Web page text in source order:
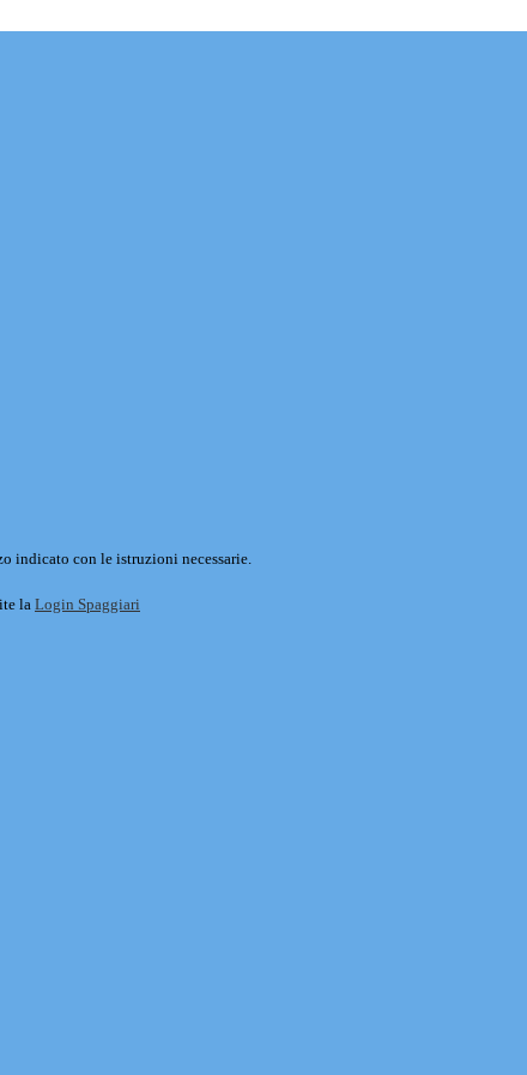
indicato con le istruzioni necessarie.
la Login Spaggiari